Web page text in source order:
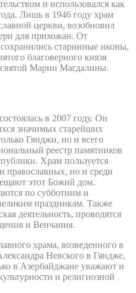
и использовался как
Лишь в 1946 году храм
церкви, возобновил
для прихожан. От
старинные иконы,
благоверного князя
Марии Магдалины.
в 2007 году. Он
значимых старейших
Гянджи, но и всего
реестр памятников
Храм пользуется
православных, но и среди
этот Божий дом.
по субботним и
праздникам. Также
деятельность, проводятся
и Венчания.
храма, возведенного в
Невского в Гяндже,
в Азербайджане уважают и
и религиозной